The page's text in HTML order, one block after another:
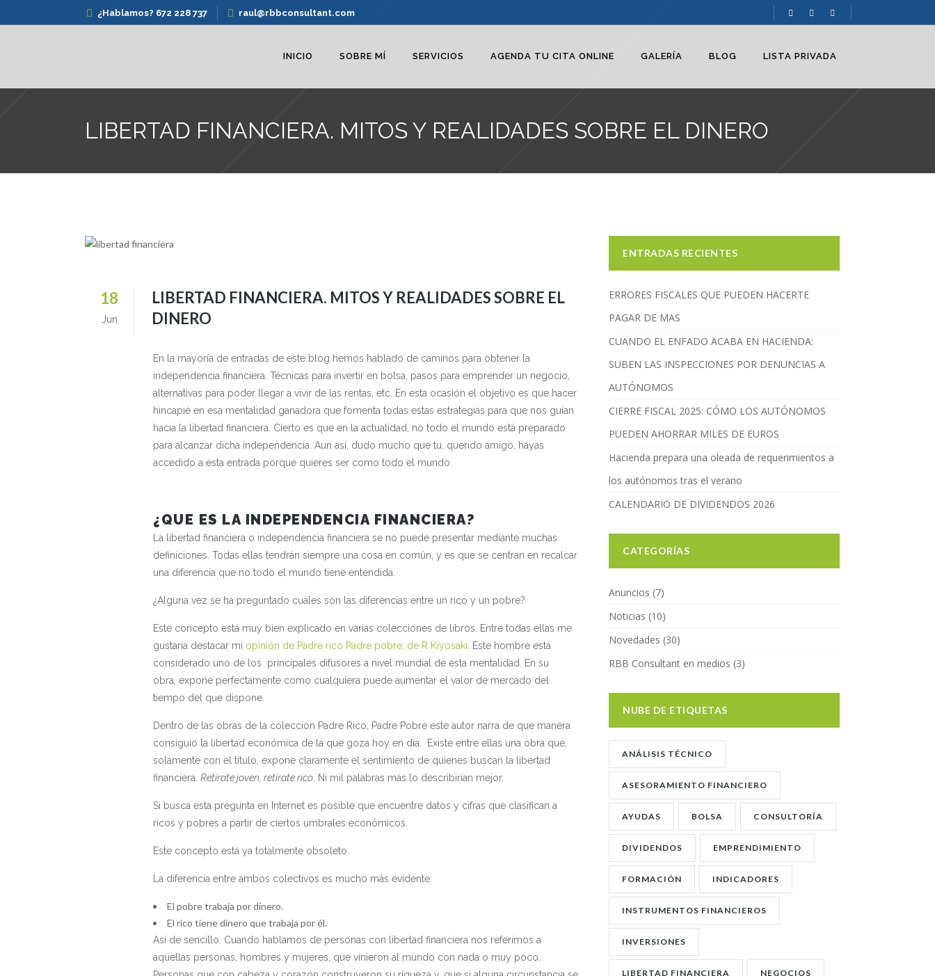
¿Hablamos? 672 228 737 raul@rbbconsultant.com
INICIO SOBRE MÍ SERVICIOS AGENDA TU CITA ONLINE GALERÍA BLOG LISTA PRIVADA
LIBERTAD FINANCIERA. MITOS Y REALIDADES SOBRE EL DINERO
18
Jun
LIBERTAD FINANCIERA. MITOS Y REALIDADES SOBRE EL
DINERO
En la mayoría de entradas de este blog hemos hablado de caminos para obtener la
independencia financiera. Técnicas para invertir en bolsa, pasos para emprender un negocio,
alternativas para poder llegar a vivir de las rentas, etc. En esta ocasión el objetivo es que hacer
hincapié en esa mentalidad ganadora que fomenta todas estas estrategias para que nos guían
hacia la libertad financiera. Cierto es que en la actualidad, no todo el mundo está preparado
para alcanzar dicha independencia. Aun así, dudo mucho que tu, querido amigo, hayas
accedido a esta entrada porque quieres ser como todo el mundo.
¿QUE ES LA INDEPENDENCIA FINANCIERA?
La libertad financiera o independencia financiera se no puede presentar mediante muchas
definiciones. Todas ellas tendrán siempre una cosa en común, y es que se centran en recalcar
una diferencia que no todo el mundo tiene entendida.
¿Alguna vez se ha preguntado cuáles son las diferencias entre un rico y un pobre?
Este concepto está muy bien explicado en varias colecciones de libros. Entre todas ellas me
gustaría destacar mi opinión de Padre rico Padre pobre, de R Kiyosaki . Este hombre está
considerado uno de los principales difusores a nivel mundial de esta mentalidad. En su
obra, expone perfectamente como cualquiera puede aumentar el valor de mercado del
tiempo del que dispone.
Dentro de las obras de la colección Padre Rico, Padre Pobre este autor narra de que manera
consiguió la libertad económica de la que goza hoy en día. Existe entre ellas una obra que,
solamente con el título, expone claramente el sentimiento de quienes buscan la libertad
financiera. Retírate joven, retírate rico . Ni mil palabras mas lo describirían mejor.
Si busca esta pregunta en Internet es posible que encuentre datos y cifras que clasifican a
ricos y pobres a partir de ciertos umbrales económicos.
Este concepto está ya totalmente obsoleto.
La diferencia entre ambos colectivos es mucho más evidente:
El pobre trabaja por dinero.
El rico tiene dinero que trabaja por él.
Así de sencillo. Cuando hablamos de personas con libertad financiera nos referimos a
aquellas personas, hombres y mujeres, que vinieron al mundo con nada o muy poco.
ENTRADAS RECIENTES
ERRORES FISCALES QUE PUEDEN HACERTE
PAGAR DE MAS
CUANDO EL ENFADO ACABA EN HACIENDA:
SUBEN LAS INSPECCIONES POR DENUNCIAS A
AUTÓNOMOS
CIERRE FISCAL 2025: CÓMO LOS AUTÓNOMOS
PUEDEN AHORRAR MILES DE EUROS
Hacienda prepara una oleada de requerimientos a
los autónomos tras el verano
CALENDARIO DE DIVIDENDOS 2026
CATEGORÍAS
Anuncios (7)
Noticias (10)
Novedades (30)
RBB Consultant en medios (3)
NUBE DE ETIQUETAS
ANÁLISIS TÉCNICO
ASESORAMIENTO FINANCIERO
AYUDAS BOLSA CONSULTORÍA
DIVIDENDOS EMPRENDIMIENTO
FORMACIÓN INDICADORES
INSTRUMENTOS FINANCIEROS
INVERSIONES
LIBERTAD FINANCIERA NEGOCIOS